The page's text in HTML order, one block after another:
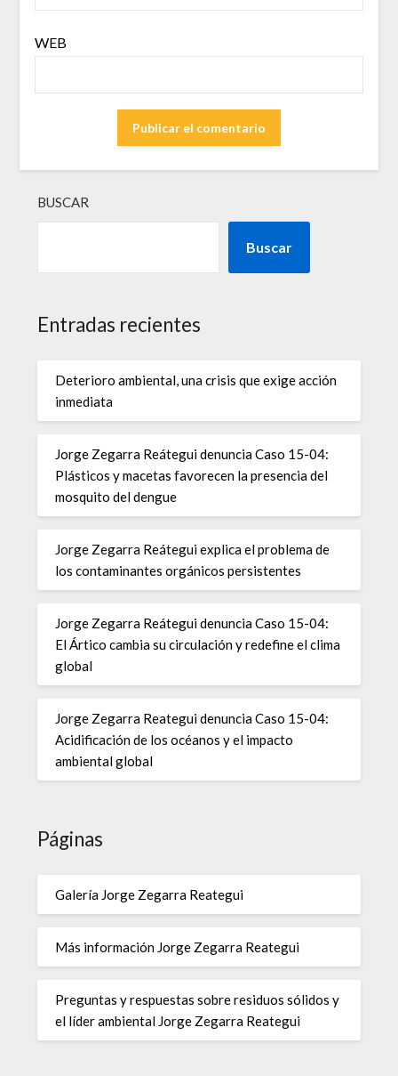
WEB
BUSCAR
Buscar
Entradas recientes
Deterioro ambiental, una crisis que exige acción
inmediata
Jorge Zegarra Reátegui denuncia Caso 15-04:
Plásticos y macetas favorecen la presencia del
mosquito del dengue
Jorge Zegarra Reátegui explica el problema de
los contaminantes orgánicos persistentes
Jorge Zegarra Reátegui denuncia Caso 15-04:
El Ártico cambia su circulación y redefine el clima
global
Jorge Zegarra Reategui denuncia Caso 15-04:
Acidificación de los océanos y el impacto
ambiental global
Páginas
Galería Jorge Zegarra Reategui
Más información Jorge Zegarra Reategui
Preguntas y respuestas sobre residuos sólidos y
el líder ambiental Jorge Zegarra Reategui